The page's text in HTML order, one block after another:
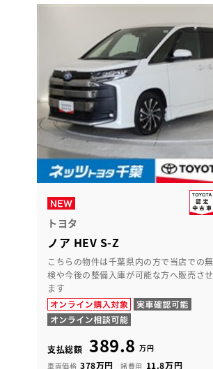
トヨタ
ノア HEV S-Z
こちらの物件は千葉県内の方で当店での
検や今後の整備入庫が可能な方へ販売さ
ます
支払総額 389.8 万円
車両価格 378万円 諸費用 11.8万円